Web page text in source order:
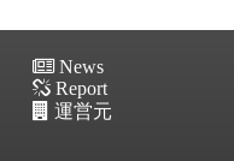
News
Report
運営元